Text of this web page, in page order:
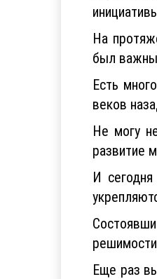
На
был
Есть
веков
Не могу
развитие
И
решимости
Еще раз